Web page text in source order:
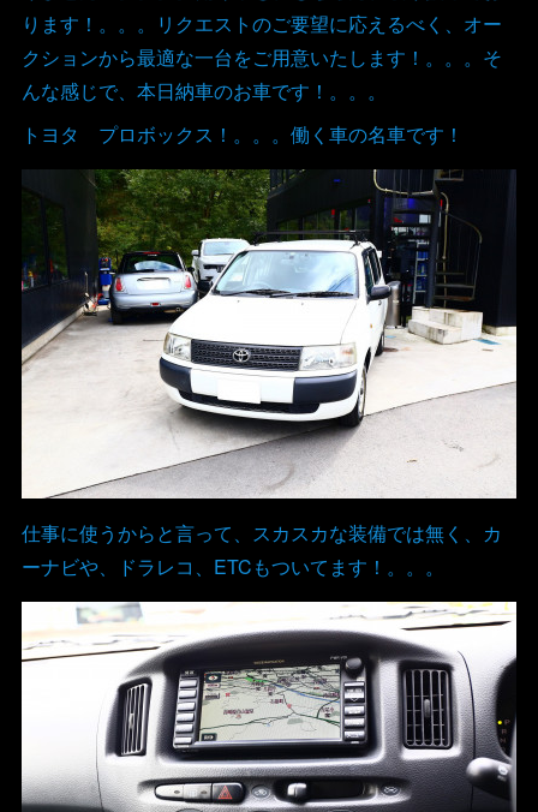
ります！。。。リクエストのご要望に応えるべく、オー
クションから最適な一台をご用意いたします！。。。そ
んな感じで、本日納車のお車です！。。。
トヨタ プロボックス！。。。働く車の名車です！
仕事に使うからと言って、スカスカな装備では無く、カ
ーナビや、ドラレコ、ETCもついてます！。。。